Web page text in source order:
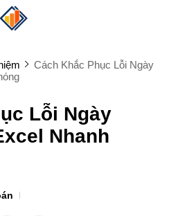
Cách Khắc Phục Lỗi Ngày
Lỗi Ngày
Nhanh